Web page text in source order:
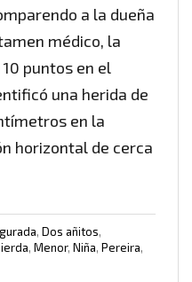
a la dueña
médico, la
puntos en el
una herida de
en la
horizontal de cerca
, Dos añitos,
, Menor, Niña, Pereira,